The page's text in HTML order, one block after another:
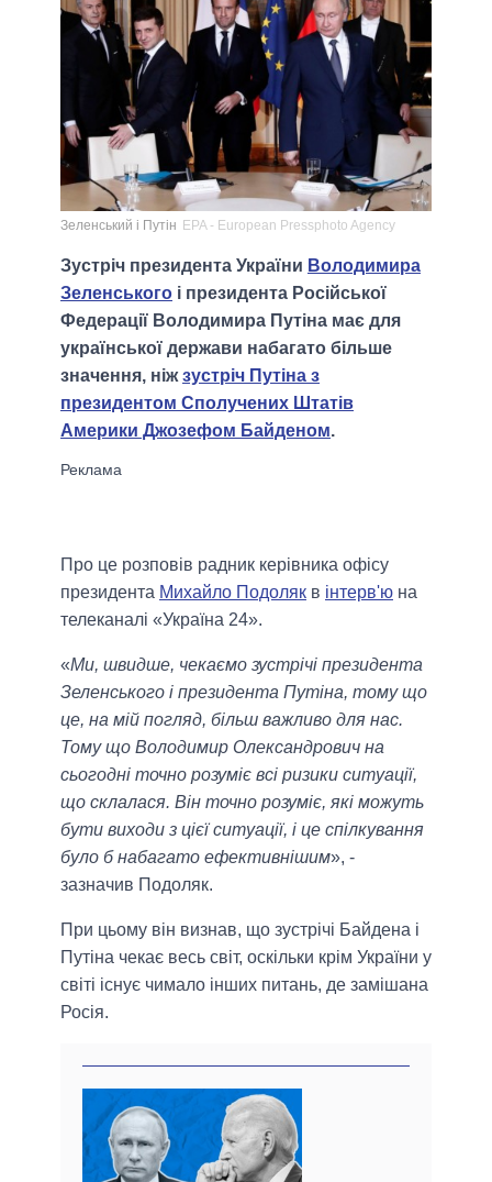
Зеленський і Путін EPA - European Pressphoto Agency
Зустріч президента України Володимира
Зеленського і президента Російської
Федерації Володимира Путіна має для
української держави набагато більше
значення, ніжзустріч Путіна з
президентом Сполучених Штатів
Америки Джозефом Байденом.
Про це розповів радник керівника офісу
президента Михайло Подоляк в інтерв'ю на
телеканалі «Україна 24».
«Ми, швидше, чекаємо зустрічі президента
Зеленського і президента Путіна, тому що
це, на мій погляд, більш важливо для нас.
Тому що Володимир Олександрович на
сьогодні точно розуміє всі ризики ситуації,
що склалася. Він точно розуміє, які можуть
бути виходи з цієї ситуації, і це спілкування
було б набагато ефективнішим», -
зазначив Подоляк.
При цьому він визнав, що зустрічі Байдена і
Путіна чекає весь світ, оскільки крім України у
світі існує чимало інших питань, де замішана
Росія.